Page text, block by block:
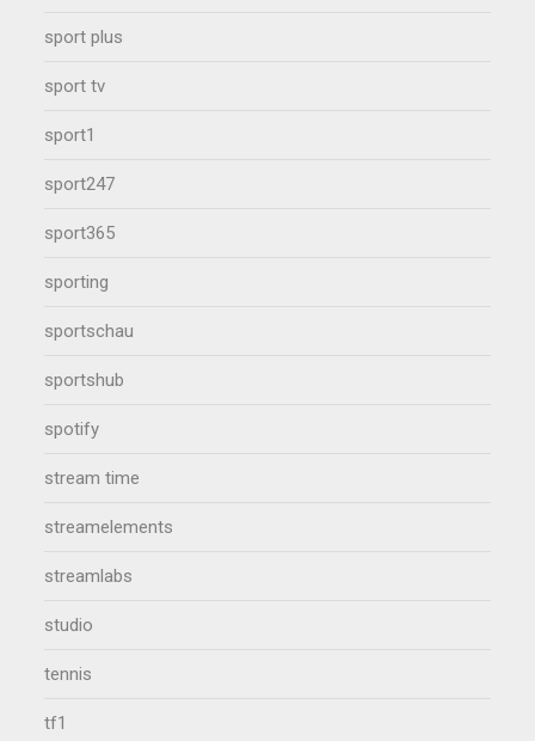
sport plus
sport tv
sport1
sport247
sport365
sporting
sportschau
sportshub
spotify
stream time
streamelements
streamlabs
studio
tennis
tf1